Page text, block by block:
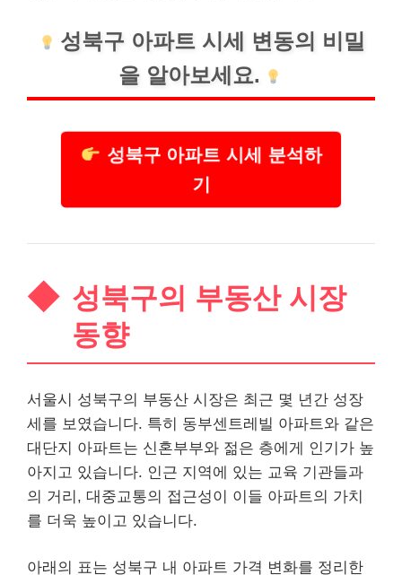
성북구 아파트 시세 변동의 비밀
을 알아보세요.
성북구 아파트 시세 분석하
기
성북구의 부동산 시장
동향
서울시 성북구의 부동산 시장은 최근 몇 년간 성장
세를 보였습니다. 특히 동부센트레빌 아파트와 같은
대단지 아파트는 신혼부부와 젊은 층에게 인기가 높
아지고 있습니다. 인근 지역에 있는 교육 기관들과
의 거리, 대중교통의 접근성이 이들 아파트의 가치
를 더욱 높이고 있습니다.
아래의 표는 성북구 내 아파트 가격 변화를 정리한